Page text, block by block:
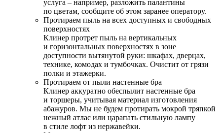
услуга – например, разложить палантины
по цветам, сообщите об этом заранее оператору.
Протираем пыль на всех доступных и свободных
поверхностях
Клинер протрет пыль на вертикальных
и горизонтальных поверхностях в зоне
доступности вытянутой руки: шкафах, дверцах,
технике, комодах и тумбочках. Очистит от грязи
полки и этажерки.
Протираем от пыли настенные бра
Клинер аккуратно обеспылит настенные бра
и торшеры, учитывая материал изготовления
абажуров. Мы не будем протирать мокрой тряпкой
нежный атлас или царапать стильную лампу
в стиле лофт из нержавейки.